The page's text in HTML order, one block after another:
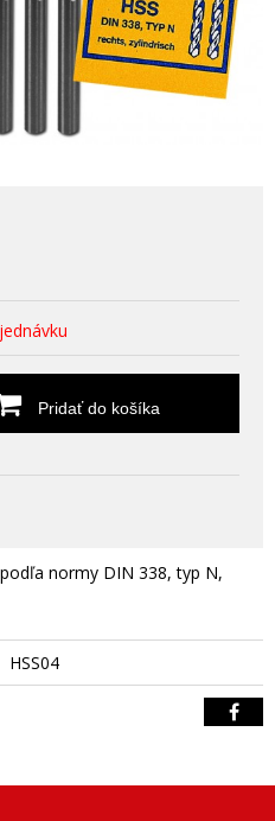
Pridať do košíka
normy DIN 338, typ N,
HSS04